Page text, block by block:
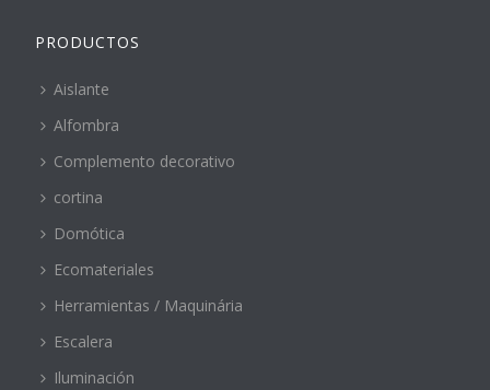
PRODUCTOS
Aislante
Alfombra
Complemento decorativo
cortina
Domótica
Ecomateriales
Herramientas / Maquinária
Escalera
Iluminación